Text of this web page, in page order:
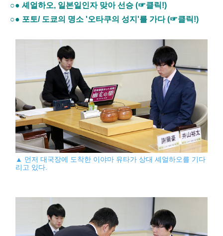
○● 셰얼하오, 일본일인자 맞아 선승 (☞클릭!)
○● 포토/ 도쿄의 명소 '오타쿠의 성지'를 가다 (☞클릭!)
▲ 먼저 대국장에 도착한 이야마 유타가 상대 셰얼하오를 기다
리고 있다.